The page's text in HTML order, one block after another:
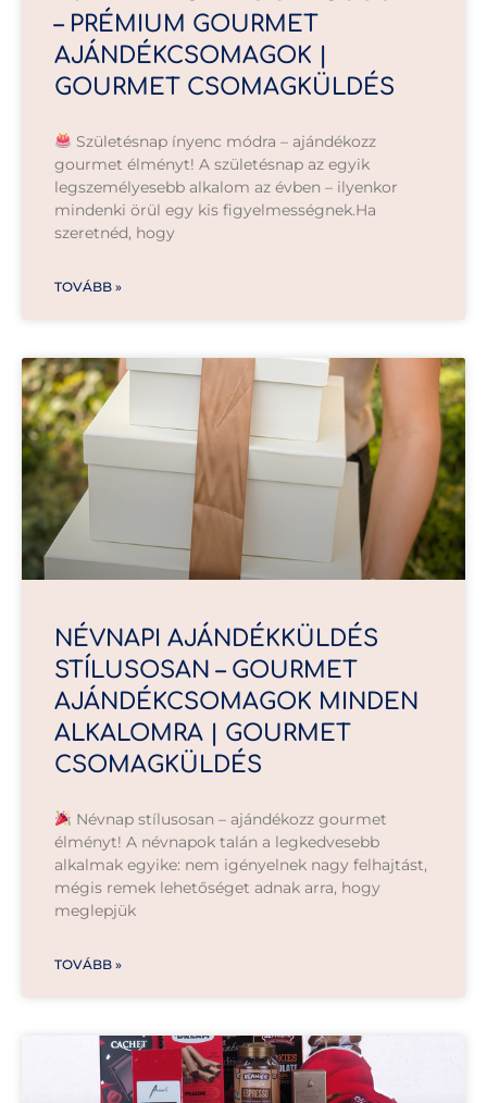
– PRÉMIUM GOURMET
AJÁNDÉKCSOMAGOK |
GOURMET CSOMAGKÜLDÉS
Születésnap ínyenc módra – ajándékozz
gourmet élményt! A születésnap az egyik
legszemélyesebb alkalom az évben – ilyenkor
mindenki örül egy kis figyelmességnek.Ha
szeretnéd, hogy
TOVÁBB »
NÉVNAPI AJÁNDÉKKÜLDÉS
STÍLUSOSAN – GOURMET
AJÁNDÉKCSOMAGOK MINDEN
ALKALOMRA | GOURMET
CSOMAGKÜLDÉS
Névnap stílusosan – ajándékozz gourmet
élményt! A névnapok talán a legkedvesebb
alkalmak egyike: nem igényelnek nagy felhajtást,
mégis remek lehetőséget adnak arra, hogy
meglepjük
TOVÁBB »